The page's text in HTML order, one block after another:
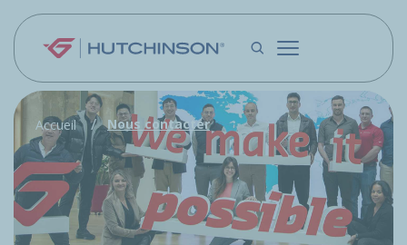
Aller au contenu principal
Accueil Nous contacter